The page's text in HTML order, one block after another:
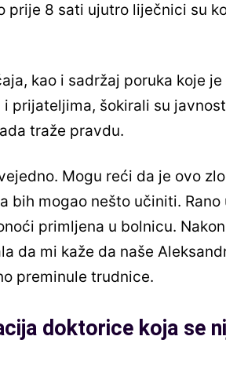
prije 8 sati ujutro liječnici su
kao i sadržaj poruka koje
prijateljima, šokirali su
traže pravdu.
Mogu reći da je ovo
bih mogao nešto učiniti.
primljena u bolnicu.
da mi kaže da naše
preminule trudnice.
doktorice koja se